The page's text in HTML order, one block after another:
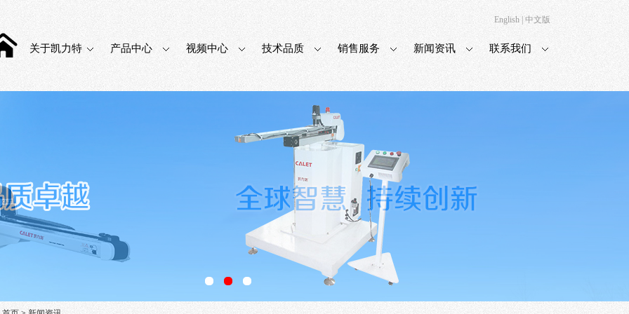
English 中文版
关于凯力特 产品中心 视频中心 技术品质 销售服务 新闻资讯 联系我们